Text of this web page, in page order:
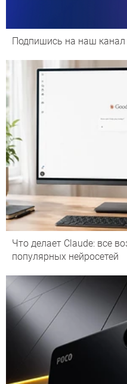
Подпишись на наш
Что делает Сlaude: все
популярных нейросетей